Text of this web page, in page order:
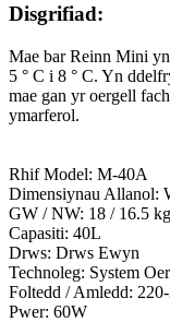
Disgrifiad:
Mae bar Reinn Mini
5 ° C i 8 ° C. Yn
mae gan yr oergell
ymarferol.
Rhif Model: M-40A
Dimensiynau Allanol:
GW / NW: 18 / 16.5
Capasiti: 40L
Drws: Drws Ewyn
Technoleg: System
Foltedd / Amledd:
Pwer: 60W